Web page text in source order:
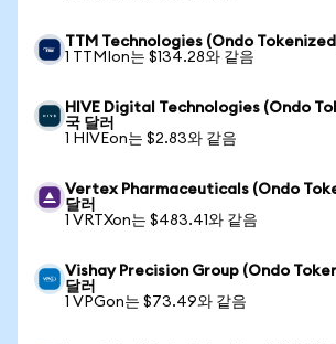
TTM Technologies (Ondo Tokenized)
1 TTMIon는 $134.28와 같음
HIVE Digital Technologies (Ondo
국 달러
1 HIVEon는 $2.83와 같음
Vertex Pharmaceuticals (Ondo
달러
1 VRTXon는 $483.41와 같음
Vishay Precision Group (Ondo
달러
1 VPGon는 $73.49와 같음